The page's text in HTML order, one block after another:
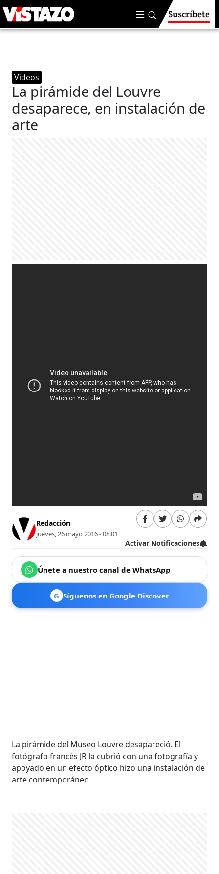
Suscríbete
Videos
La pirámide del Louvre
desaparece, en instalación de
arte
Redacción
jueves, 26 mayo 2016 - 08:01
Activar Notificaciones
Únete a nuestro canal de WhatsApp
G Síguenos en Google Discover
La pirámide del Museo Louvre desapareció. El
fotógrafo francés JR la cubrió con una fotografía y
apoyado en un efecto óptico hizo una instalación de
arte contemporáneo.